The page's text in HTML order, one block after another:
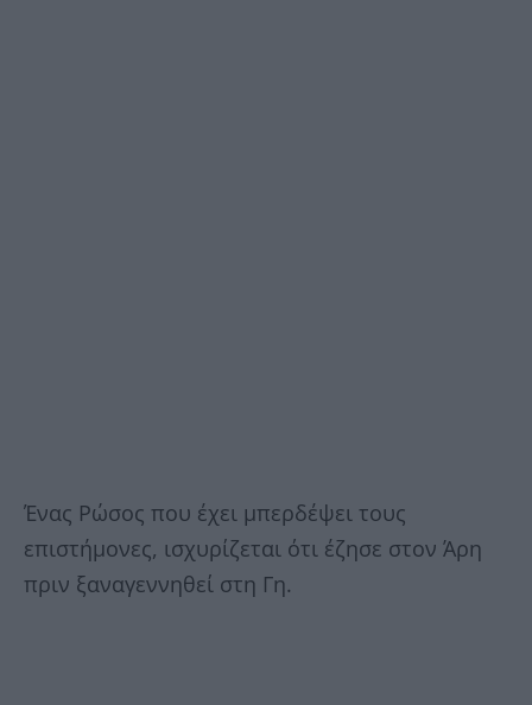
Ένας Ρώσος που έχει μπερδέψει τους
επιστήμονες, ισχυρίζεται ότι έζησε στον Άρη
πριν ξαναγεννηθεί στη Γη.